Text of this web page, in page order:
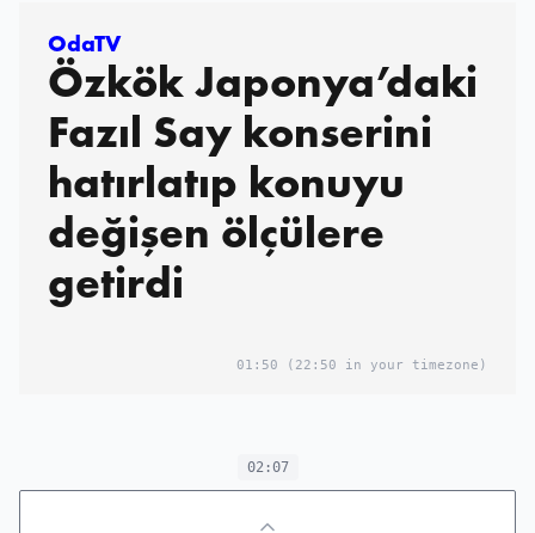
OdaTV
Özkök Japonya’daki
Fazıl Say konserini
hatırlatıp konuyu
değişen ölçülere
getirdi
01:50 (22:50 in your timezone)
02:07